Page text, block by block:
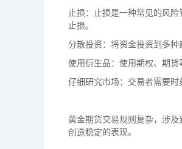
止损：止损是一种常见的风
止损。
分散投资：将资金投资到多种
使用衍生品：使用期权、期货
仔细研究市场：交易者需要时
黄金期货交易规则复杂，涉
创造稳定的表现。